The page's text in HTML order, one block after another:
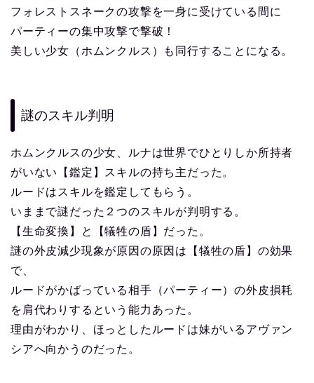
フォレストスネークの攻撃を一身に受けている間に
パーティーの集中攻撃で撃破！
美しい少女（ホムンクルス）も同行することになる。
謎のスキル判明
ホムンクルスの少女、ルナは世界でひとりしか所持者
がいない【鑑定】スキルの持ち主だった。
ルードはスキルを鑑定してもらう。
いままで謎だった２つのスキルが判明する。
【生命変換】と【犠牲の盾】だった。
謎の外皮減少現象が原因の原因は【犠牲の盾】の効果
で、
ルードがかばっている相手（パーティー）の外皮損耗
を肩代わりするという能力あった。
理由がわかり、ほっとしたルードは妹がいるアヴァン
シアへ向かうのだった。